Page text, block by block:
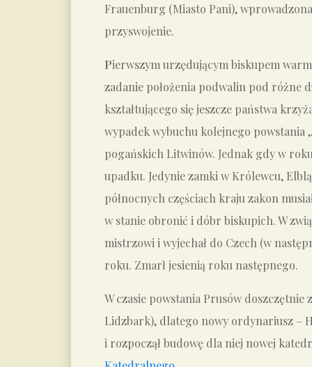
Frauenburg (Miasto Pani),
przyswojenie.
Pierwszym urzędującym biskupem
zadanie położenia podwalin pod różne
kształtującego się jeszcze państwa
wypadek wybuchu kolejnego powstania
pogańskich Litwinów. Jednak gdy w
upadku. Jedynie zamki w Królewcu,
północnych częściach kraju zakon
w stanie obronić i dóbr biskupich. W
mistrzowi i wyjechał do Czech (w
roku. Zmarł jesienią roku następnego.
W czasie powstania Prusów
Lidzbark), dlatego nowy ordynariusz –
i rozpoczął budowę dla niej nowej